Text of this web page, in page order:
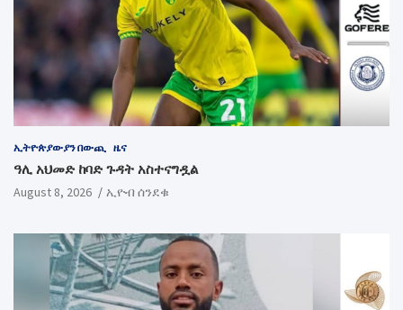
ኢትዮጵያውያን በውጪ ዜና
ዓሊ አህመድ ከባድ ጉዳት አስተናግዷል
August 8, 2026 ኢዮብ ሰንደቁ